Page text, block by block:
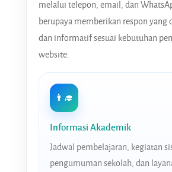
melalui telepon, email, dan
berupaya memberikan respon yang
dan informatif sesuai kebutuhan
website.
👨‍🎓
Informasi Akademik
Jadwal pembelajaran, kegiatan
pengumuman sekolah, dan